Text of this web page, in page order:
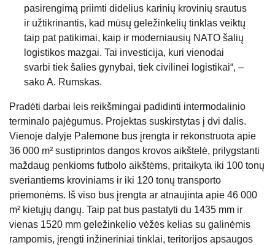
pasirengimą priimti didelius karinių krovinių srautus
ir užtikrinantis, kad mūsų geležinkelių tinklas veiktų
taip pat patikimai, kaip ir moderniausių NATO šalių
logistikos mazgai. Tai investicija, kuri vienodai
svarbi tiek šalies gynybai, tiek civilinei logistikai“, –
sako A. Rumskas.
Pradėti darbai leis reikšmingai padidinti intermodalinio
terminalo pajėgumus. Projektas suskirstytas į dvi dalis.
Vienoje dalyje Palemone bus įrengta ir rekonstruota apie
36 000 m² sustiprintos dangos krovos aikštelė, prilygstanti
maždaug penkioms futbolo aikštėms, pritaikyta iki 100 tonų
sveriantiems kroviniams ir iki 120 tonų transporto
priemonėms. Iš viso bus įrengta ar atnaujinta apie 46 000
m² kietųjų dangų. Taip pat bus pastatyti du 1435 mm ir
vienas 1520 mm geležinkelio vėžės kelias su galinėmis
rampomis, įrengti inžineriniai tinklai, teritorijos apsaugos